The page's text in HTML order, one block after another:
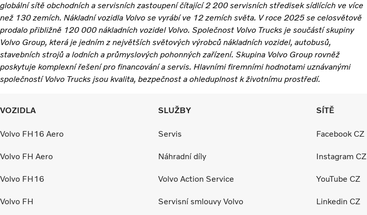
globální sítě obchodních a servisních zastoupení čítající 2 200 servisních středisek sídlících ve více
než 130 zemích. Nákladní vozidla Volvo se vyrábí ve 12 zemích světa. V roce 2025 se celosvětově
prodalo přibližně 120 000 nákladních vozidel Volvo. Společnost Volvo Trucks je součástí skupiny
Volvo Group, která je jedním z největších světových výrobců nákladních vozidel, autobusů,
stavebních strojů a lodních a průmyslových pohonných zařízení. Skupina Volvo Group rovněž
poskytuje komplexní řešení pro financování a servis. Hlavními firemními hodnotami uznávanými
společností Volvo Trucks jsou kvalita, bezpečnost a ohleduplnost k životnímu prostředí.
VOZIDLA
Volvo FH16 Aero
Volvo FH Aero
Volvo FH16
Volvo FH
SLUŽBY
Servis
Náhradní díly
Volvo Action Service
Servisní smlouvy Volvo
SÍTĚ
Facebook CZ
Instagram CZ
YouTube CZ
Linkedin CZ